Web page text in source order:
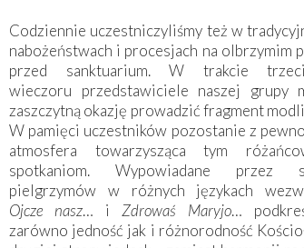
Codziennie uczestniczyliśmy też w
nabożeństwach i procesjach na olbrzymim
przed sanktuarium. W trakcie
wieczoru przedstawiciele naszej grupy
zaszczytną okazję prowadzić fragment
W pamięci uczestników pozostanie z
atmosfera towarzysząca tym
spotkaniom. Wypowiadane przez
pielgrzymów w różnych językach
Ojcze nasz… i Zdrowaś Maryjo…
zarówno jedność jak i różnorodność